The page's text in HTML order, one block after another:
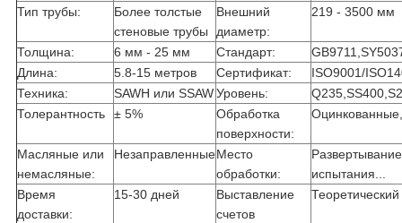
Тип трубы:
Более толстые
стеновые трубы
Внешний
диаметр:
219 - 3500 мм
Толщина: 6 мм - 25 мм Стандарт:
Длина:
5.8-15 метров Сертификат:
ISO9001/
Техника:
SAWH или SSAWУровень:
Толерантность
± 5%
Обработка
поверхности:
Оцинкованные,
Масляные или
немасляные:
НезаправленныеМесто
обработки:
испытания...
Время
доставки:
15-30 дней
Выставление
счетов